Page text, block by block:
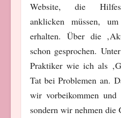
Website, die
anklicken müssen,
erhalten. Über die
schon gesprochen.
Praktiker wie ich als
Tat bei Problemen an.
wir vorbeikommen und
sondern wir nehmen die